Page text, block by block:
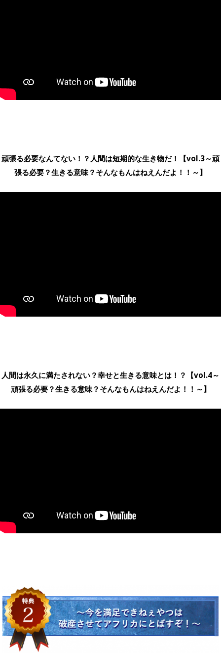
頑張る必要なんてない！？人間は短期的な生き物だ！【vol.3～頑
張る必要？生きる意味？そんなもんはねえんだよ！！～】
人間は永久に満たされない？幸せと生きる意味とは！？【vol.4～
頑張る必要？生きる意味？そんなもんはねえんだよ！！～】